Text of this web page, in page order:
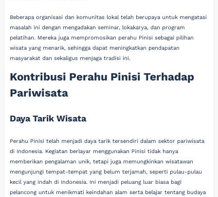
Beberapa organisasi dan komunitas lokal telah berupaya untuk mengatasi
masalah ini dengan mengadakan seminar, lokakarya, dan program
pelatihan. Mereka juga mempromosikan perahu Pinisi sebagai pilihan
wisata yang menarik, sehingga dapat meningkatkan pendapatan
masyarakat dan sekaligus menjaga tradisi ini.
Kontribusi Perahu Pinisi Terhadap
Pariwisata
Daya Tarik Wisata
Perahu Pinisi telah menjadi daya tarik tersendiri dalam sektor pariwisata
di Indonesia. Kegiatan berlayar menggunakan Pinisi tidak hanya
memberikan pengalaman unik, tetapi juga memungkinkan wisatawan
mengunjungi tempat-tempat yang belum terjamah, seperti pulau-pulau
kecil yang indah di Indonesia. Ini menjadi peluang luar biasa bagi
pelancong untuk menikmati keindahan alam serta belajar tentang budaya